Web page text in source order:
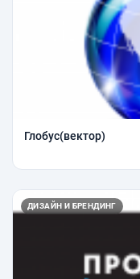
Глобус(вектор)
ДИЗАЙН И БРЕНДИНГ